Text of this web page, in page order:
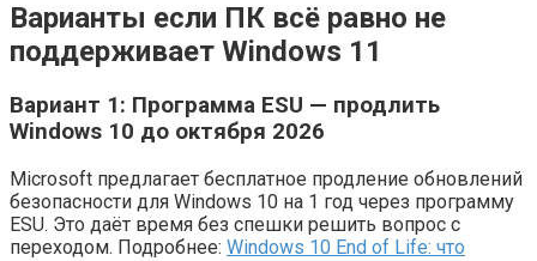
Варианты если ПК всё равно не
поддерживает Windows 11
Вариант 1: Программа ESU — продлить
Windows 10 до октября 2026
Microsoft предлагает бесплатное продление обновлений
безопасности для Windows 10 на 1 год через программу
ESU. Это даёт время без спешки решить вопрос с
переходом. Подробнее: Windows 10 End of Life: что